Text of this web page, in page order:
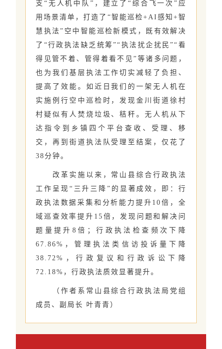
支“无人机中队”，建立了“综合飞一次”应
用场景清单，打造了“智能巡检+AI感知+智
慧执法”空中智能巡检新模式，既有效解决
了“行政执法缺乏统筹”“执法扰企扰民”“看
得见管不着、管得着看不见”等诸多问题，
也为我们基层执法工作切实减轻了负担、
提高了效能。如近日我们的一架无人机在
实施例行空中巡检时，发现金川街道徐村
村疑似有人焚烧垃圾、秸秆。无人机从下
达指令到乡镇四个平台查收、受理、移
交，再到街道执法队受理至结案，仅花了
38分钟。
改革实施以来，常山县综合行政执法
工作呈现“三升三降”的显著成效，即：行
政执法数据采集和分析能力提升10倍，全
域巡查效率提升15倍，发现问题和解决问
题量提升8倍；行政执法检查频次下降
67.86%，管理执法类信访投诉量下降
38.72%，行政复议和行政诉讼下降
72.18%，行政执法质效显著提升。
（作者系常山县综合行政执法局党组
成员、副局长 叶青青）